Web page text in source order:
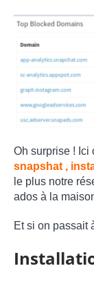
Oh surprise !
snapshat ,
le plus notre
ados à la
Et si on passait